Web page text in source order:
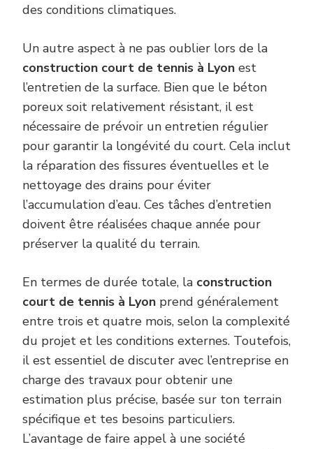
des conditions climatiques.
Un autre aspect à ne pas oublier lors de la
construction court de tennis à Lyon est
l’entretien de la surface. Bien que le béton
poreux soit relativement résistant, il est
nécessaire de prévoir un entretien régulier
pour garantir la longévité du court. Cela inclut
la réparation des fissures éventuelles et le
nettoyage des drains pour éviter
l’accumulation d’eau. Ces tâches d’entretien
doivent être réalisées chaque année pour
préserver la qualité du terrain.
En termes de durée totale, la construction
court de tennis à Lyon prend généralement
entre trois et quatre mois, selon la complexité
du projet et les conditions externes. Toutefois,
il est essentiel de discuter avec l’entreprise en
charge des travaux pour obtenir une
estimation plus précise, basée sur ton terrain
spécifique et tes besoins particuliers.
L’avantage de faire appel à une société